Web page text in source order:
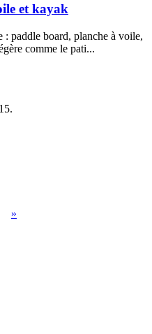
et kayak
: paddle board, planche à voile,
comme le pati...
»